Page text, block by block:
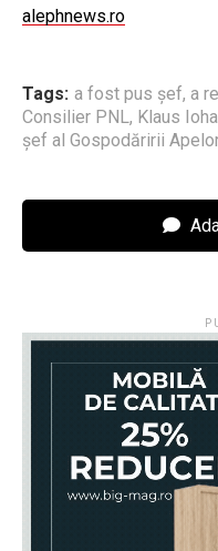
alephnews.ro
Tags: a fost pus șef, a
Consilier PNL, Klaus
șef al Gospodăririi